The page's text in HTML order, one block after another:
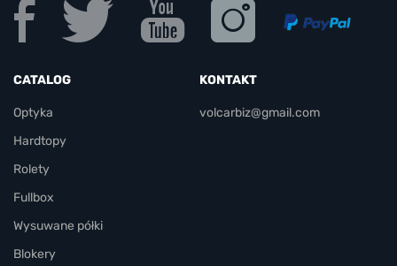
CATALOG
Optyka
Hardtopy
Rolety
Fullbox
Wysuwane półki
Blokery
KONTAKT
volcarbiz@gmail.com